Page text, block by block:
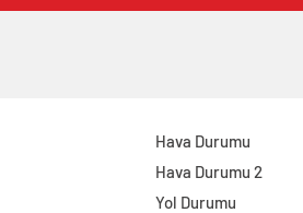
Hava Durumu
Hava Durumu 2
Yol Durumu